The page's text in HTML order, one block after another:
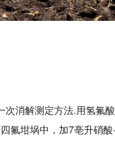
消解测定方法.用氢氟
氟坩埚中，加7亳升硝